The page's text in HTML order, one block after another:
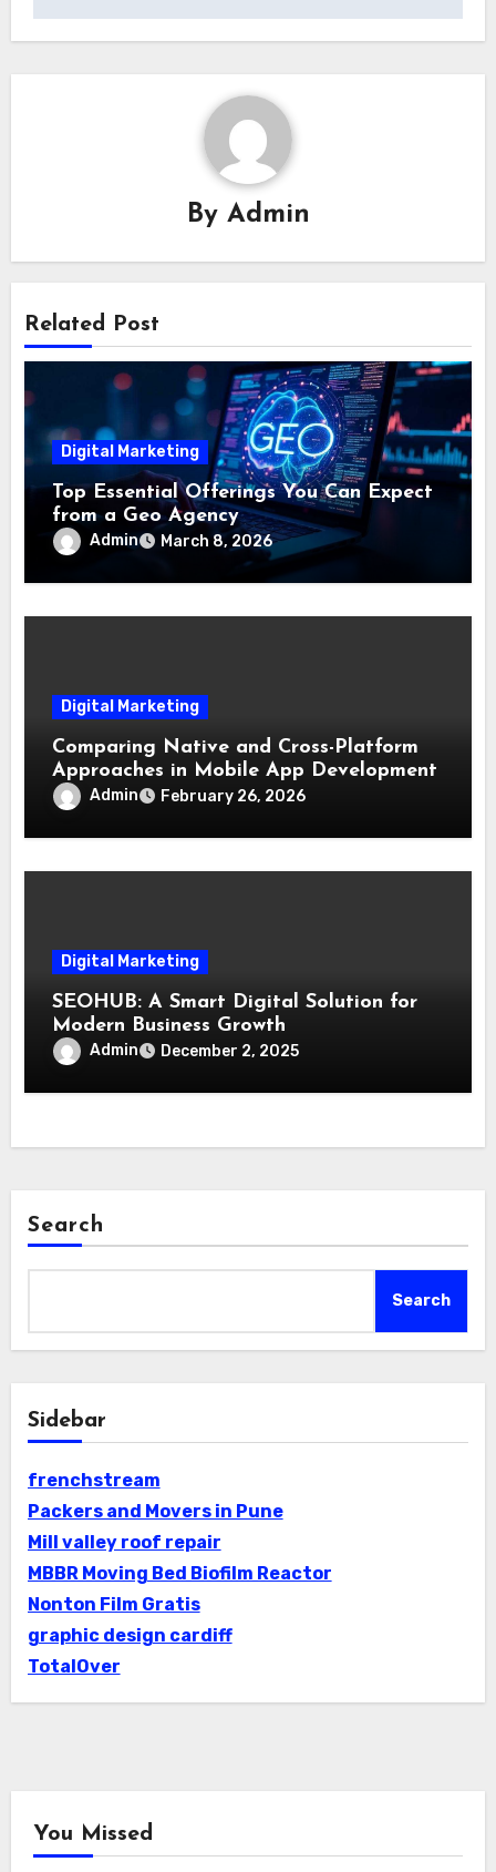
By Admin
Related Post
Digital Marketing
Top Essential Offerings You Can Expect
from a Geo Agency
Admin March 8, 2026
Digital Marketing
Comparing Native and Cross-Platform
Approaches in Mobile App Development
Admin February 26, 2026
Digital Marketing
SEOHUB: A Smart Digital Solution for
Modern Business Growth
Admin December 2, 2025
Search
Search
Sidebar
frenchstream
Packers and Movers in Pune
Mill valley roof repair
MBBR Moving Bed Biofilm Reactor
Nonton Film Gratis
graphic design cardiff
TotalOver
You Missed